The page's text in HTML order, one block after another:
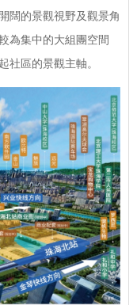
闊的景觀視野及觀景角
為集中的大組團空間
社區的景觀主軸。